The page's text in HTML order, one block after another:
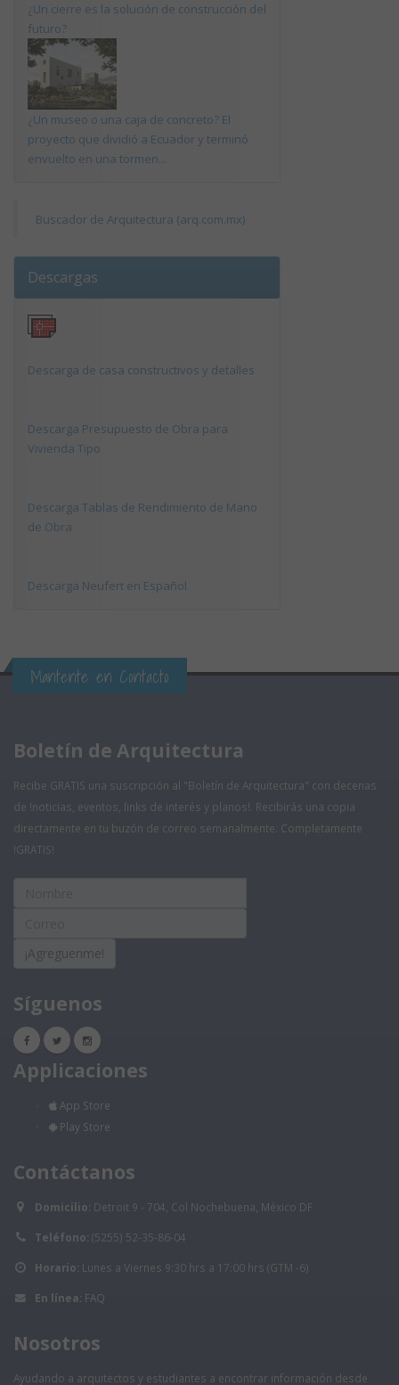
¿Un cierre es la solución de construcción del
futuro?
¿Un museo o una caja de concreto? El
proyecto que dividió a Ecuador y terminó
envuelto en una tormen...
Buscador de Arquitectura (arq.com.mx)
Descargas
Descarga de casa constructivos y detalles
Descarga Presupuesto de Obra para
Vivienda Tipo
Descarga Tablas de Rendimiento de Mano
de Obra
Descarga Neufert en Español
Mantente en Contacto
Boletín de Arquitectura
Recibe GRATIS una suscripción al "Boletín de Arquitectura" con decenas
de !noticias, eventos, links de interés y planos!. Recibirás una copia
directamente en tu buzón de correo semanalmente. Completamente
!GRATIS!
¡Agreguenme!
Síguenos
Applicaciones
App Store
Play Store
Contáctanos
Domicilio: Detroit 9 - 704, Col Nochebuena, México DF
Teléfono: (5255) 52-35-86-04
Horario: Lunes a Viernes 9:30 hrs a 17:00 hrs (GTM -6)
En línea: FAQ
Nosotros
Ayudando a arquitectos y estudiantes a encontrar información desde